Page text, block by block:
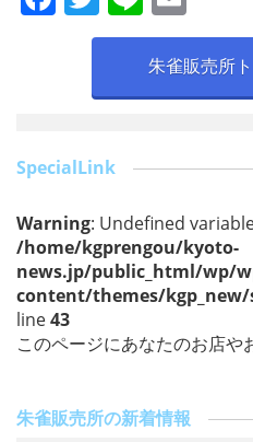
o
o
k
w
er
n
e
m
ai
l
朱雀販売所
SpecialLink
Warning: Undefined
/home/kgprengou/kyoto-
news.jp/public_html/wp/
content/themes/
line43
このページにあなたのお店や
朱雀販売所の新着情報